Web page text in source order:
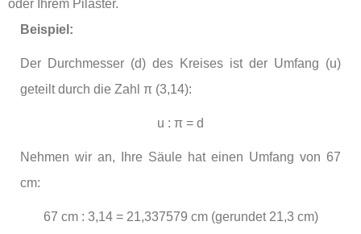
oder Ihrem Pilaster.
Beispiel:
Der Durchmesser (d) des Kreises ist der Umfang (u)
geteilt durch die Zahl π (3,14):
u : π = d
Nehmen wir an, Ihre Säule hat einen Umfang von 67
cm:
67 cm : 3,14 = 21,337579 cm (gerundet 21,3 cm)